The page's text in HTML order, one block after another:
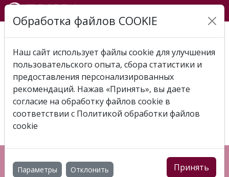
Главная Отзывы
Отзыв 2024-04-28 Марина -
Клочко Евгения Викторовна
ОТЗЫВ 2024-04-28
МАРИНА - КЛОЧКО
ЕВГЕНИЯ ВИКТОРОВНА
Республика Беларусь, г. Витебск, пр-т Фрунзе, 83Ж
+375 (44) 544 00 03
Обработка файлов COOKIE
Наш сайт использует файлы cookie для улучшения
пользовательского опыта, сбора статистики и
предоставления персонализированных
рекомендаций. Нажав «Принять», вы даете
согласие на обработку файлов cookie в
соответствии с Политикой обработки файлов
cookie
Параметры Отклонить Принять